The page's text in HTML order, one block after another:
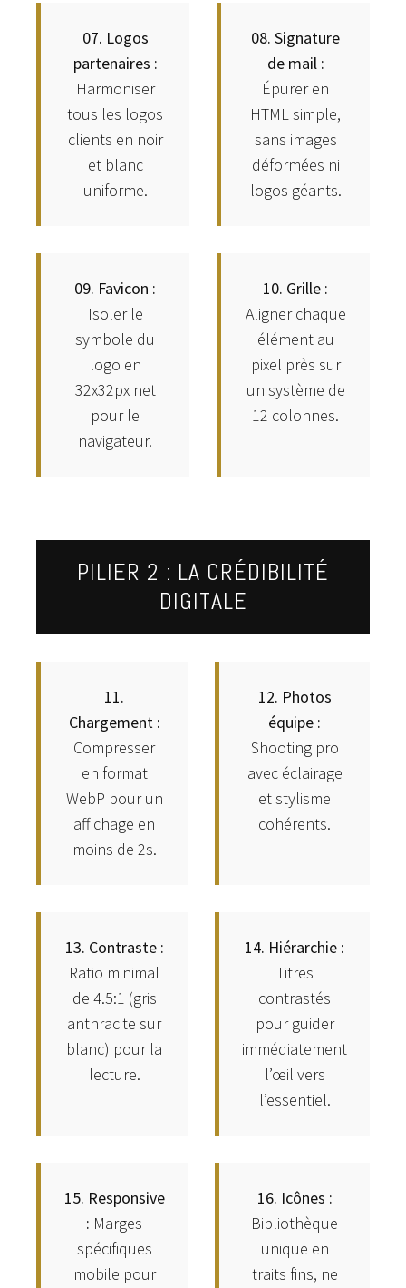
07. Logos
partenaires :
Harmoniser
tous les logos
clients en noir
et blanc
uniforme.
08. Signature
de mail :
Épurer en
HTML simple,
sans images
déformées ni
logos géants.
09. Favicon :
Isoler le
symbole du
logo en
32x32px net
pour le
navigateur.
10. Grille :
Aligner chaque
élément au
pixel près sur
un système de
12 colonnes.
PILIER 2 : LA CRÉDIBILITÉ
DIGITALE
11.
Chargement :
Compresser
en format
WebP pour un
affichage en
moins de 2s.
12. Photos
équipe :
Shooting pro
avec éclairage
et stylisme
cohérents.
13. Contraste :
Ratio minimal
de 4.5:1 (gris
anthracite sur
blanc) pour la
lecture.
14. Hiérarchie :
Titres
contrastés
pour guider
immédiatement
l’œil vers
l’essentiel.
15. Responsive
: Marges
spécifiques
mobile pour
16. Icônes :
Bibliothèque
unique en
traits fins, ne